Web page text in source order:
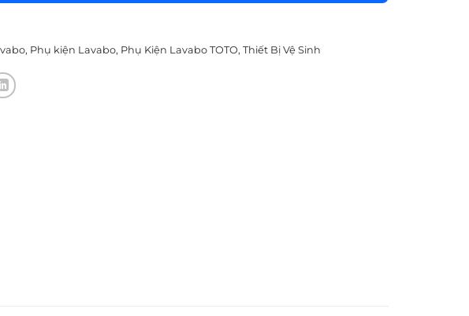
, Phụ kiện Lavabo, Phụ Kiện Lavabo TOTO, Thiết Bị Vệ Sinh